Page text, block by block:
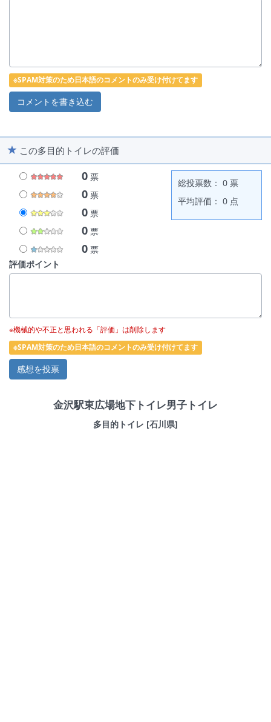
※SPAM対策のため日本語のコメントのみ受け付けてます
この多目的トイレの評価
0 票
0 票
0 票
0 票
0 票
総投票数： 0 票
平均評価： 0 点
評価ポイント
※機械的や不正と思われる「評価」は削除します
※SPAM対策のため日本語のコメントのみ受け付けてます
金沢駅東広場地下トイレ男子トイレ
多目的トイレ [石川県]